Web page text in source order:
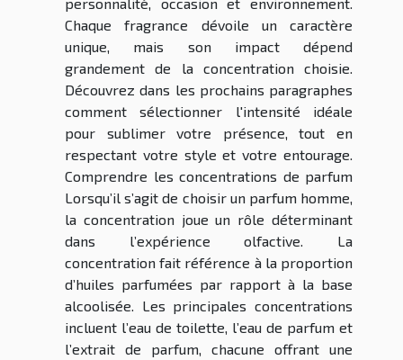
Chaque fragrance dévoile un caractère
unique, mais son impact dépend
grandement de la concentration choisie.
Découvrez dans les prochains paragraphes
comment sélectionner l'intensité idéale
pour sublimer votre présence, tout en
respectant votre style et votre entourage.
Comprendre les concentrations de parfum
Lorsqu’il s’agit de choisir un parfum homme,
la concentration joue un rôle déterminant
dans l’expérience olfactive. La
concentration fait référence à la proportion
d’huiles parfumées par rapport à la base
alcoolisée. Les principales concentrations
incluent l’eau de toilette, l’eau de parfum et
l’extrait de parfum, chacune offrant une